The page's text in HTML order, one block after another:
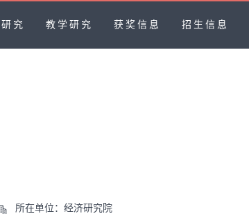
究 教学研究 获奖信息 招生信息
所在单位：经济研究院